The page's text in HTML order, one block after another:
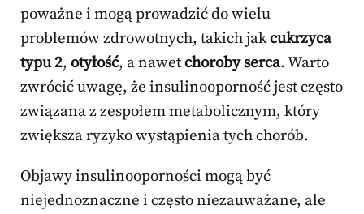
poważne i mogą prowadzić do wielu
problemów zdrowotnych, takich jakcukrzyca
typu 2, otyłość, a nawetchoroby serca. Warto
zwrócić uwagę, że insulinooporność jest często
związana z zespołem metabolicznym, który
zwiększa ryzyko wystąpienia tych chorób.
Objawy insulinooporności mogą być
niejednoznaczne i często niezauważane, ale